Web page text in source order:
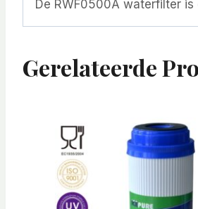
De RWF0500A waterfilter is
Gerelateerde